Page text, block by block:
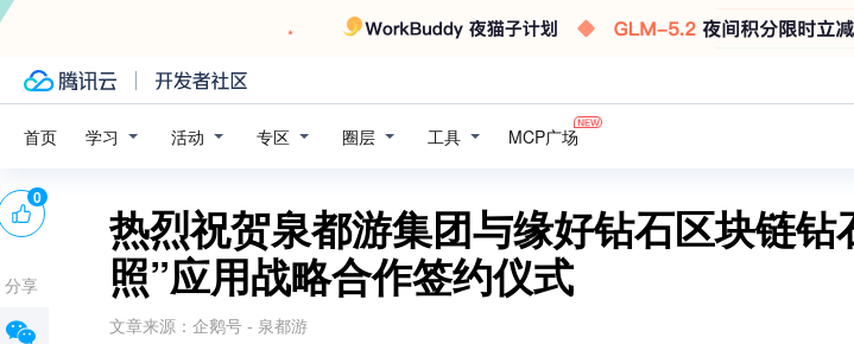
首页 学习 活动 专区 圈层 工具 MCP广场
热烈祝贺泉都游集团与缘好钻石区块链钻
照”应用战略合作签约仪式
文章来源： 企鹅号 - 泉都游
0
分享